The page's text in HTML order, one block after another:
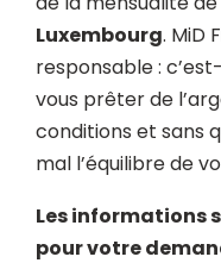
Luxembourg. MiD
responsable :
vous prêter de
conditions et sans
mal l’équilibre de
Les informations
pour votre